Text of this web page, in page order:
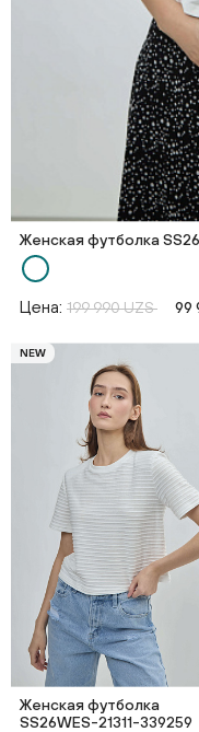
Женская футболка
Цена: 199 990 UZS 99
NEW
Женская футболка
SS26WES-21311-339259